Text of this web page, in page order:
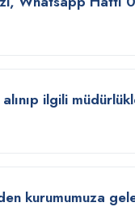
ilgili
kurumumuza